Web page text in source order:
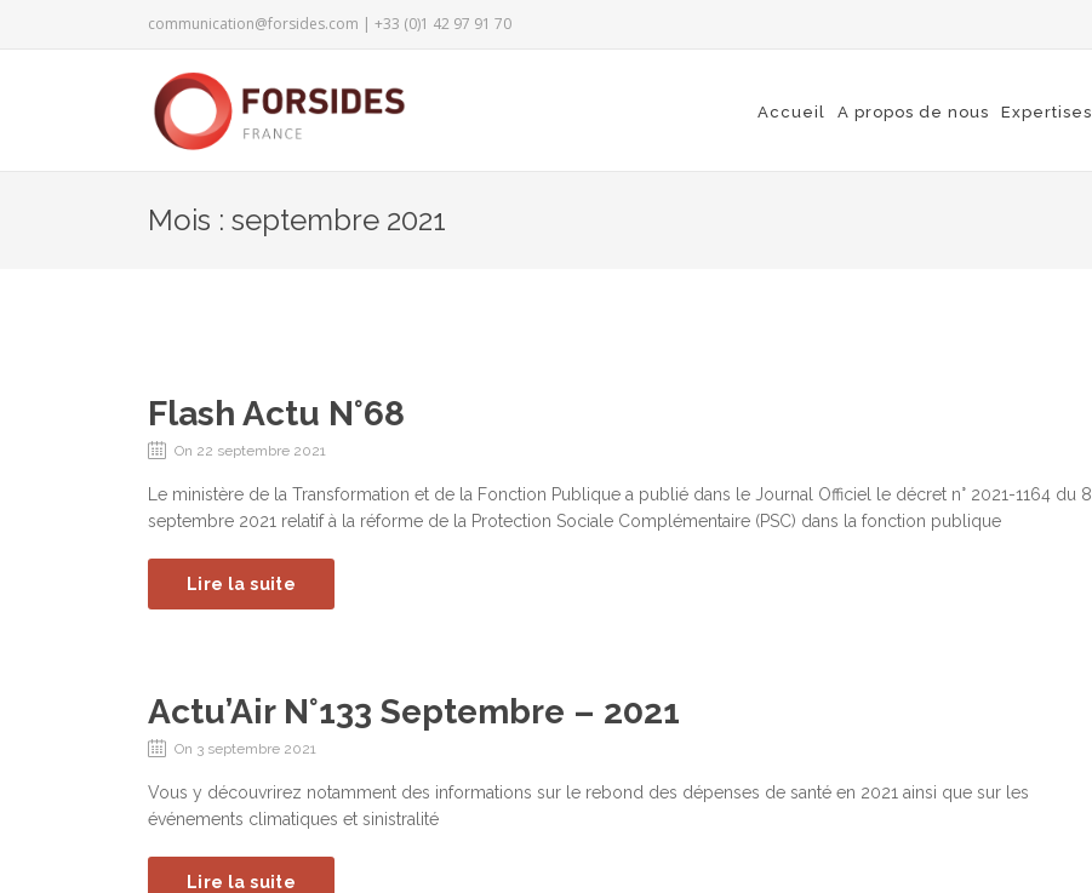
communication@forsides.com | +33 (0)1 42 97 91 70
Accueil A propos de nous Expertises
Mois : septembre 2021
Flash Actu N°68
On 22 septembre 2021
Le ministère de la Transformation et de la Fonction Publique a publié dans le Journal Officiel le décret n° 2021-1164 du 8
septembre 2021 relatif à la réforme de la Protection Sociale Complémentaire (PSC) dans la fonction publique
Lire la suite
Actu’Air N°133 Septembre – 2021
On 3 septembre 2021
Vous y découvrirez notamment des informations sur le rebond des dépenses de santé en 2021 ainsi que sur les
événements climatiques et sinistralité
Lire la suite